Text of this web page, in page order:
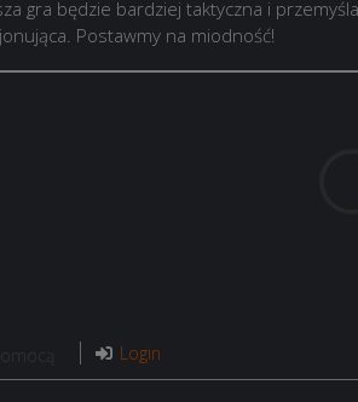
gra będzie bardziej taktyczna i
Postawmy na miodność!
Login